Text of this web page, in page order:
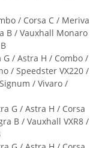
/ Corsa C / Meriva
B / Vauxhall Monaro
/ Astra H / Combo /
/ Speedster VX220 /
/ Vivaro /
G / Astra H / Corsa
B / Vauxhall VXR8 /